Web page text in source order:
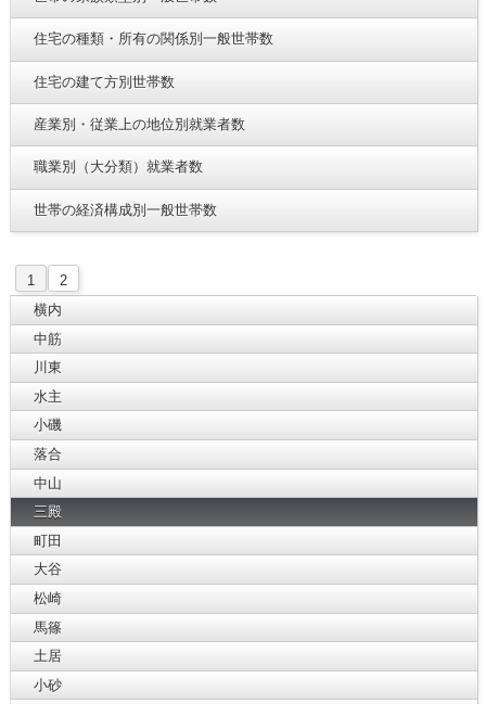
住宅の種類・所有の関係別一般世帯数
住宅の建て方別世帯数
産業別・従業上の地位別就業者数
職業別（大分類）就業者数
世帯の経済構成別一般世帯数
1
2
横内
中筋
川東
水主
小磯
落合
中山
三殿
町田
大谷
松崎
馬篠
土居
小砂